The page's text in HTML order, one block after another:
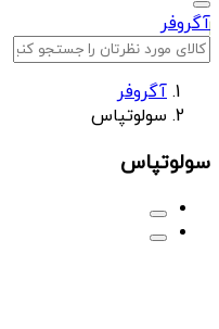
آگروفر
آگروفر
سولوتپاس
سولوتپاس